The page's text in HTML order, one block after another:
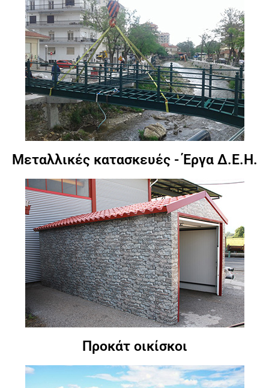
Μεταλλικές κατασκευές - Έργα Δ.Ε.Η.
Προκάτ οικίσκοι